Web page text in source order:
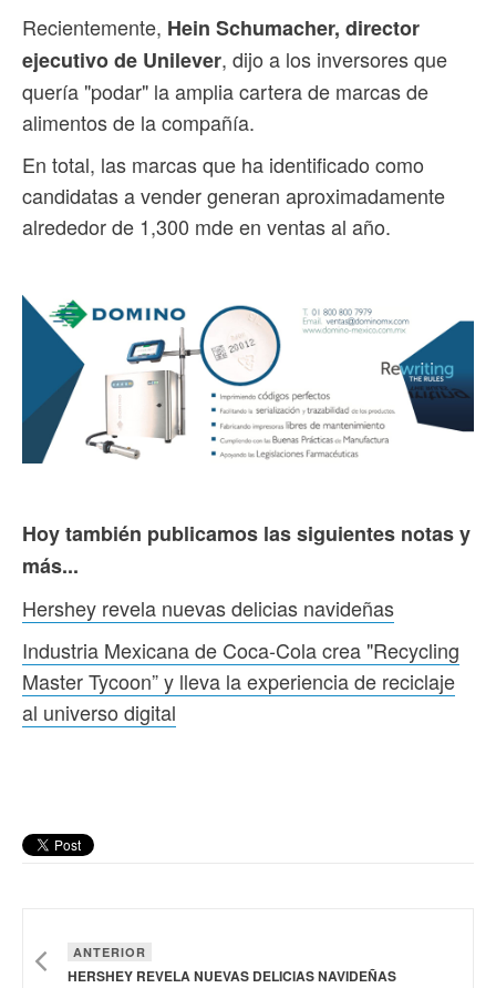
Recientemente, Hein Schumacher, director
ejecutivo de Unilever, dijo a los inversores que
quería "podar" la amplia cartera de marcas de
alimentos de la compañía.
En total, las marcas que ha identificado como
candidatas a vender generan aproximadamente
alrededor de 1,300 mde en ventas al año.
Hoy también publicamos las siguientes notas y
más...
Hershey revela nuevas delicias navideñas
Industria Mexicana de Coca‑Cola crea "Recycling
Master Tycoon” y lleva la experiencia de reciclaje
al universo digital
ANTERIOR
HERSHEY REVELA NUEVAS DELICIAS NAVIDEÑAS